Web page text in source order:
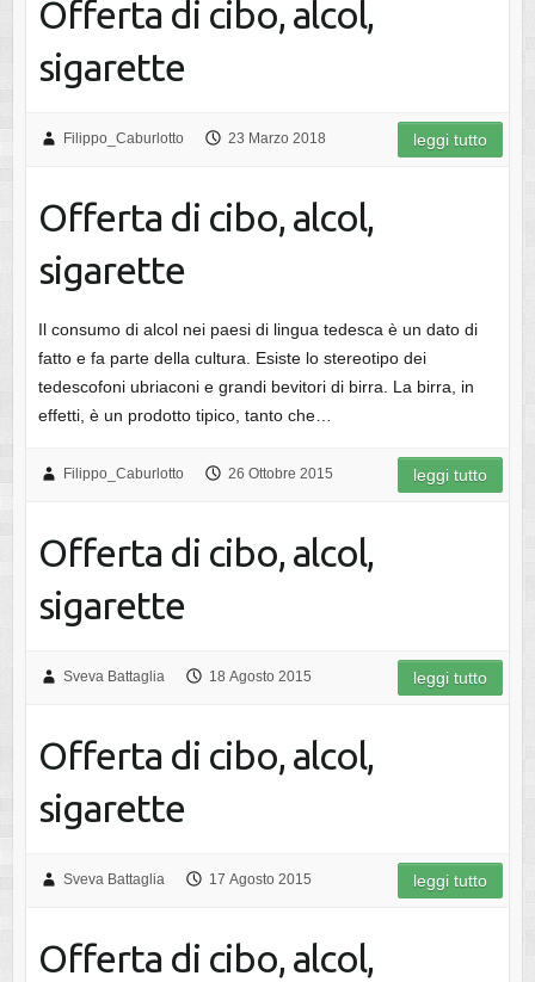
Offerta di cibo, alcol,
sigarette
Filippo_Caburlotto 23 Marzo 2018 leggi tutto
Offerta di cibo, alcol,
sigarette
Il consumo di alcol nei paesi di lingua tedesca è un dato di
fatto e fa parte della cultura. Esiste lo stereotipo dei
tedescofoni ubriaconi e grandi bevitori di birra. La birra, in
effetti, è un prodotto tipico, tanto che…
Filippo_Caburlotto 26 Ottobre 2015 leggi tutto
Offerta di cibo, alcol,
sigarette
Sveva Battaglia 18 Agosto 2015 leggi tutto
Offerta di cibo, alcol,
sigarette
Sveva Battaglia 17 Agosto 2015 leggi tutto
Offerta di cibo, alcol,